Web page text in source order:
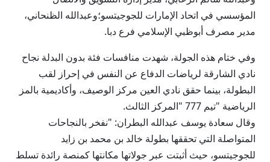
المؤسسي في اتحاد الإمارات للجوجيتسو؛وعبدالله الظنحاني،
مدير مصرف أبوظبي الإسلامي فرع دبا.
وفي ختام هذه الجولة، شهدت منافسات فئة بدون البدلة نجاح
نادي الشارقة لرياضات الدفاع عن النفس في إحراز لقب
البطولة، بينما حقق نادي العين مركز الوصيف، وأكاديمية بالمز
الرياضية "تيم 777 "المركز الثالث.
وقال سعادة يوسف عبدالله البطران: "نفخر بالنجاحات
المتواصلة التي تحققها بطولة خالد بن محمد بن زايد
للجوجيتسو، حيث أثبتت عبر جولاتها مكانتها كمنصة رائدة تسلط